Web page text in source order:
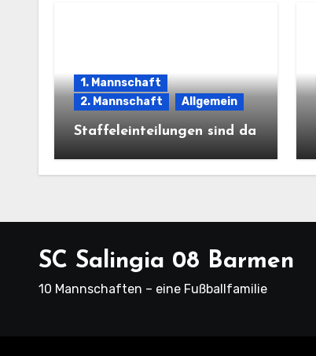
1. Mannschaft
2. Mannschaft
Allgemein
Staffeleinteilungen sind da
SC Salingia 08 Barmen
10 Mannschaften – eine Fußballfamilie